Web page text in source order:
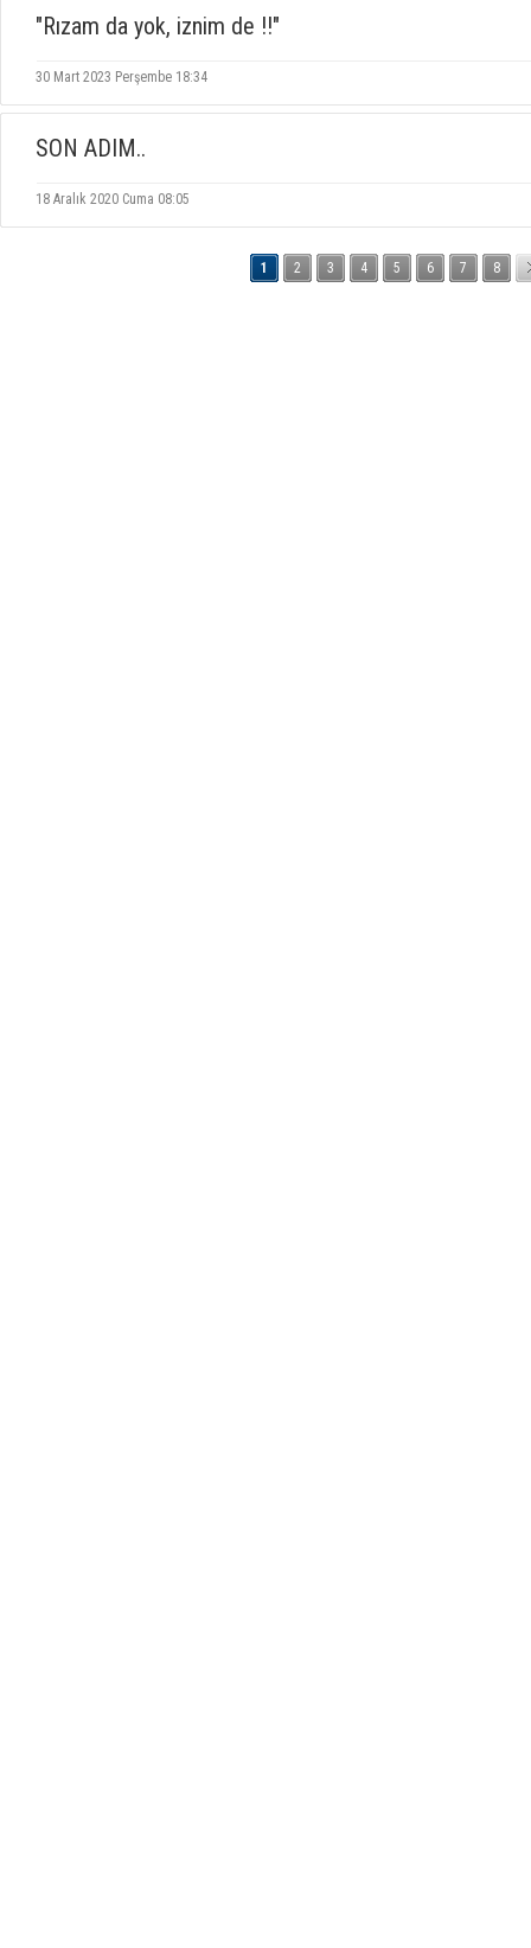
"Rızam da yok, iznim de !!"
30 Mart 2023 Perşembe 18:34
SON ADIM..
18 Aralık 2020 Cuma 08:05
1 2 3 4 5 6 7 8